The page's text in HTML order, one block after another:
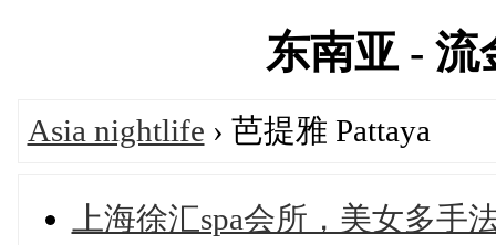
东南亚 -
Asia nightlife › 芭提雅 Pattaya
上海徐汇spa会所，美女多手